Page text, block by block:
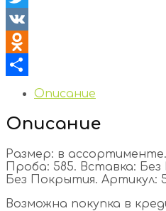
Twitter
VK
Odnoklassniki
Отправить
Описание
Описание
Размер: в
Проба: 585. Вставка:
Без Покрытия. Артикул:
Возможна покупка в